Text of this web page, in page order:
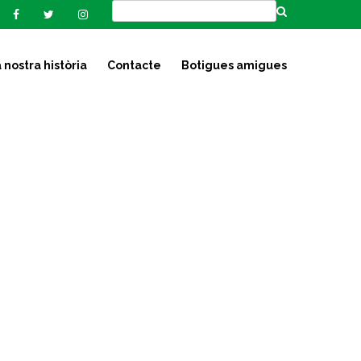
nostra història Contacte Botigues amigues